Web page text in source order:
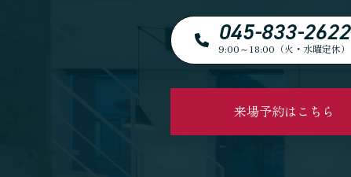
045-833-2622
9:00～18:00（火・水曜定休）
来場予約はこちら